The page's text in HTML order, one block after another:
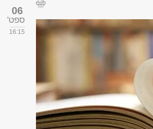
06
ספט'
16:15